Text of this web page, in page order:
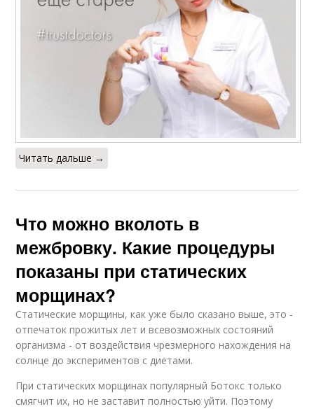
Читать дальше →
Что можно вколоть в
межбровку. Какие процедуры
показаны при статических
морщинах?
Статические морщины, как уже было сказано выше, это -
отпечаток прожитых лет и всевозможных состояний
организма - от воздействия чрезмерного нахождения на
солнце до экспериментов с диетами.
При статических морщинах популярный Ботокс только
смягчит их, но не заставит полностью уйти. Поэтому